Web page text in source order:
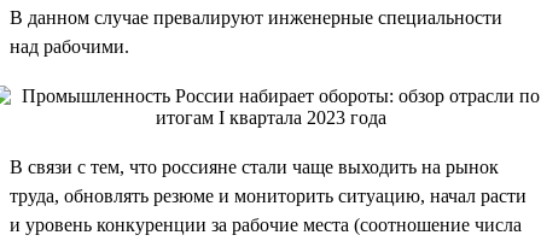
В данном случае превалируют инженерные специальности
над рабочими.
В связи с тем, что россияне стали чаще выходить на рынок
труда, обновлять резюме и мониторить ситуацию, начал расти
и уровень конкуренции за рабочие места (соотношение числа